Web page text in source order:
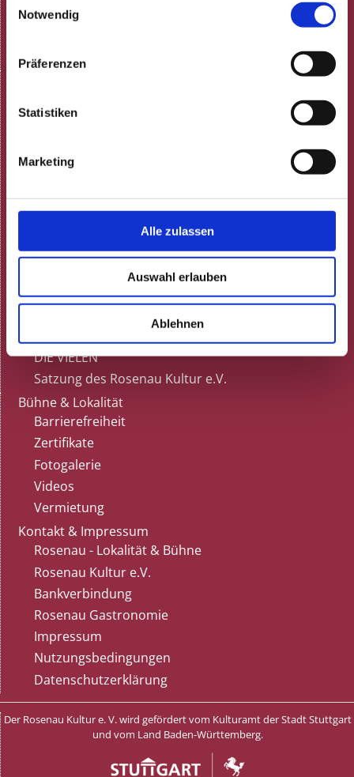
Notwendig
Präferenzen
Statistiken
Marketing
Alle zulassen
Auswahl erlauben
Ablehnen
Gästestimmen bei Google
Termine
Vorverkaufsstellen
Gutscheine
Barrierefreiheit
Öffentliche Verkehrsmittel
Gönner / Freunde / Förderer
Freundeskreis der Rosenau
DIE VIELEN
Satzung des Rosenau Kultur e.V.
Bühne & Lokalität
Barrierefreiheit
Zertifikate
Fotogalerie
Videos
Vermietung
Kontakt & Impressum
Rosenau - Lokalität & Bühne
Rosenau Kultur e.V.
Bankverbindung
Rosenau Gastronomie
Impressum
Nutzungsbedingungen
Datenschutzerklärung
Der Rosenau Kultur e. V. wird gefördert vom Kulturamt der Stadt Stuttgart
und vom Land Baden-Württemberg.